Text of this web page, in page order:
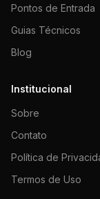
Pontos de Entrada
Guias Técnicos
Blog
Institucional
Sobre
Contato
Política de
Termos de Uso